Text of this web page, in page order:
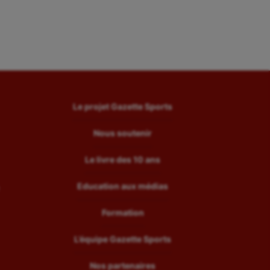
Le projet Gazette Sports
Nous soutenir
Le livre des 10 ans
Education aux médias
Formation
L’équipe Gazette Sports
Nos partenaires